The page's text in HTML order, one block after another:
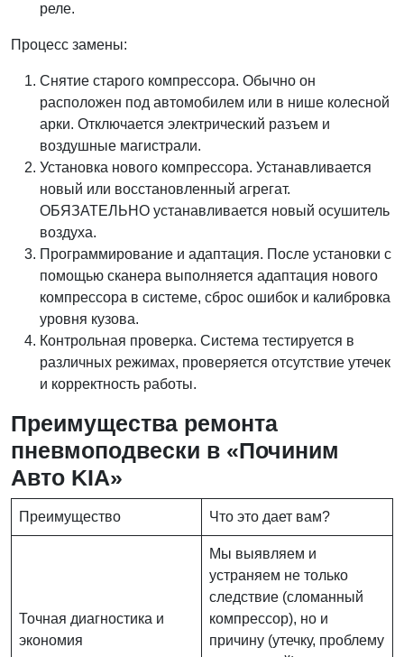
реле.
Процесс замены:
Снятие старого компрессора. Обычно он
расположен под автомобилем или в нише колесной
арки. Отключается электрический разъем и
воздушные магистрали.
Установка нового компрессора. Устанавливается
новый или восстановленный агрегат.
ОБЯЗАТЕЛЬНО устанавливается новый осушитель
воздуха.
Программирование и адаптация. После установки с
помощью сканера выполняется адаптация нового
компрессора в системе, сброс ошибок и калибровка
уровня кузова.
Контрольная проверка. Система тестируется в
различных режимах, проверяется отсутствие утечек
и корректность работы.
Преимущества ремонта
пневмоподвески в «Починим
Авто KIA»
Преимущество Что это дает вам?
Точная диагностика и
экономия
Мы выявляем и
устраняем не только
следствие (сломанный
компрессор), но и
причину (утечку, проблему